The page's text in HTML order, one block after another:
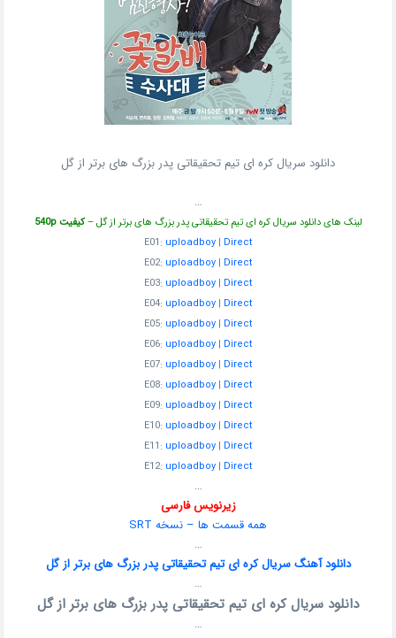
دانلود سریال کره ای تیم تحقیقاتی پدر بزرگ های برتر از گل
…
لینک های دانلود سریال کره ای تیم تحقیقاتی پدر بزرگ های برتر از گل –کیفیت 540p
E01: uploadboy| Direct
E02: uploadboy| Direct
E03: uploadboy| Direct
E04: uploadboy| Direct
E05: uploadboy| Direct
E06: uploadboy| Direct
E07: uploadboy| Direct
E08: uploadboy| Direct
E09: uploadboy| Direct
E10: uploadboy| Direct
E11: uploadboy| Direct
E12: uploadboy| Direct
…
زیرنویس فارسی
همه قسمت ها – نسخه SRT
…
دانلود آهنگ سریال کره ای تیم تحقیقاتی پدر بزرگ های برتر از گل
…
دانلود سریال کره ای تیم تحقیقاتی پدر بزرگ های برتر از گل
…